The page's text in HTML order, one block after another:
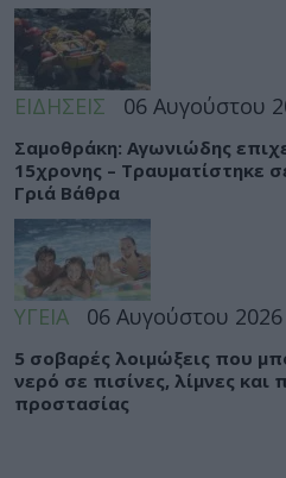
ΕΙΔΗΣΕΙΣ 06 Αυγούστου
Σαμοθράκη: Αγωνιώδης
15χρονης – Τραυματίστηκε
Γριά Βάθρα
ΥΓΕΙΑ 06 Αυγούστου 2026
5 σοβαρές λοιμώξεις που
νερό σε πισίνες, λίμνες και
προστασίας